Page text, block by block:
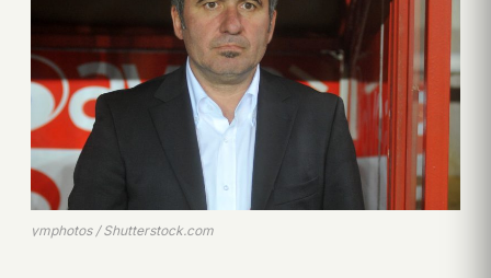
ymphotos / Shutterstock.com